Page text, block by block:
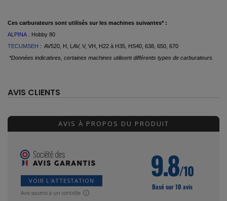
Ces carburateurs sont utilisés sur les machines suivantes* :
ALPINA : Hobby 80
TECUMSEH : AV520, H, LAV, V, VH, H22 à H35, HS40, 638, 650, 670
*Données indicatives, certaines machines utilisent différents types de carburateurs.
AVIS CLIENTS
AVIS À PROPOS DU PRODUIT
VOIR L'ATTESTATION
Avis soumis à un contrôle
9.8/10
Basé sur 10 avis